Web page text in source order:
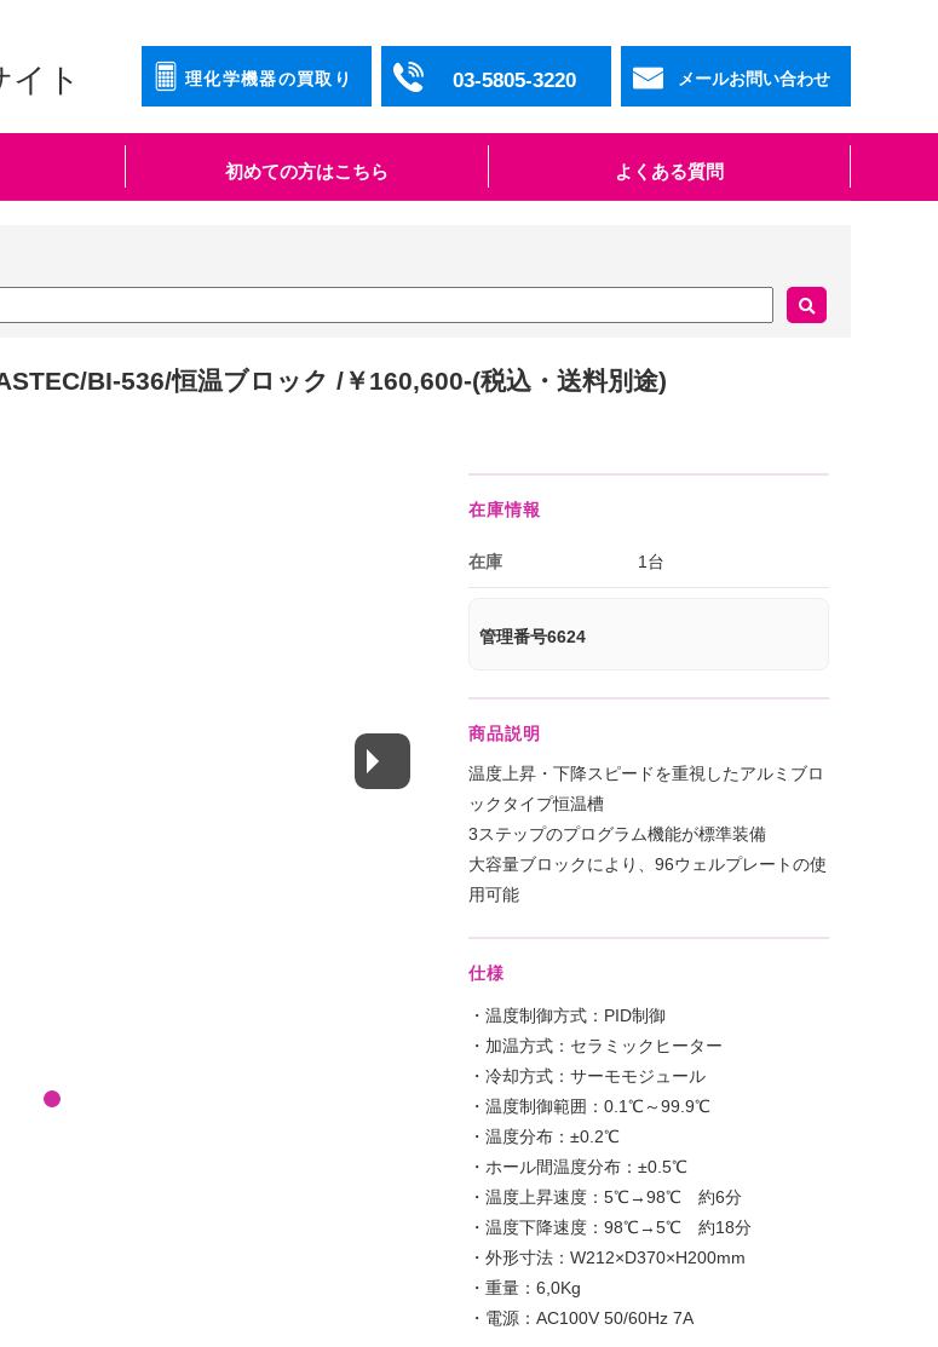
イト 理化学機器の買取り 03-5805-3220 メールお問い合わせ
初めての方はこちら よくある質問
BI-536/恒温ブロック /￥160,600-(税込・送料別途)
在庫情報
在庫 1台
管理番号6624
商品説明
温度上昇・下降スピードを重視したアルミブロ
ックタイプ恒温槽
3ステップのプログラム機能が標準装備
大容量ブロックにより、96ウェルプレートの使
用可能
仕様
・温度制御方式：PID制御
・加温方式：セラミックヒーター
・冷却方式：サーモモジュール
・温度制御範囲：0.1℃～99.9℃
・温度分布：±0.2℃
・ホール間温度分布：±0.5℃
・温度上昇速度：5℃→98℃ 約6分
・温度下降速度：98℃→5℃ 約18分
・外形寸法：W212×D370×H200mm
・重量：6,0Kg
・電源：AC100V 50/60Hz 7A